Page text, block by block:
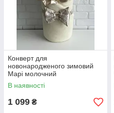
Конверт для
новонародженого зимовий
Марі молочний
В наявності
1 099 ₴